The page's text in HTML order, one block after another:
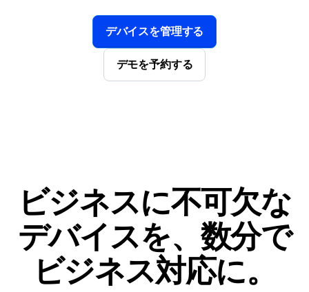
デバイスを管理する
デモを予約する
ビジネスに不可欠な
デバイスを、数分で
ビジネス対応に。